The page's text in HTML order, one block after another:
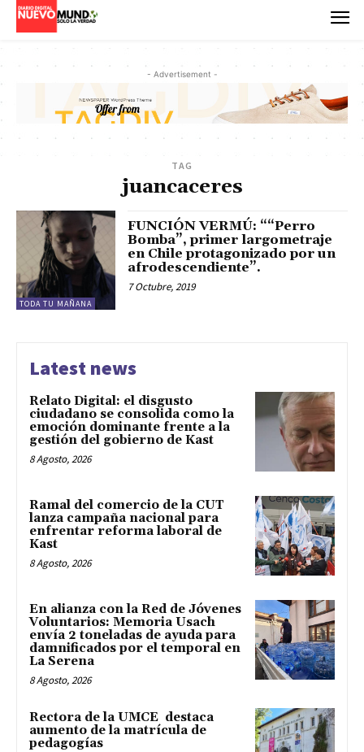
- Advertisement -
TAG
juancaceres
TODA TU MAÑANA
FUNCIÓN VERMÚ: ““Perro
Bomba”, primer largometraje
en Chile protagonizado por un
afrodescendiente”.
7 Octubre, 2019
Latest news
Relato Digital: el disgusto
ciudadano se consolida como la
emoción dominante frente a la
gestión del gobierno de Kast
8 Agosto, 2026
Ramal del comercio de la CUT
lanza campaña nacional para
enfrentar reforma laboral de
Kast
8 Agosto, 2026
En alianza con la Red de Jóvenes
Voluntarios: Memoria Usach
envía 2 toneladas de ayuda para
damnificados por el temporal en
La Serena
8 Agosto, 2026
Rectora de la UMCE destaca
aumento de la matrícula de
pedagogías